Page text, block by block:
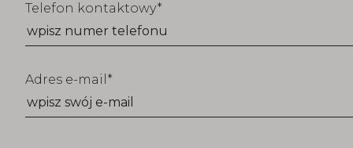
Telefon kontaktowy
Adres e-mail